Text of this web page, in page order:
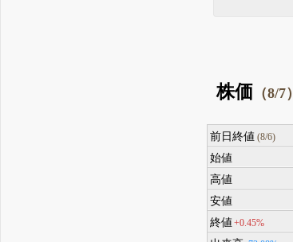
株価 （8/7）
前日終値 (8/6)
始値
高値
安値
終値 +0.45%